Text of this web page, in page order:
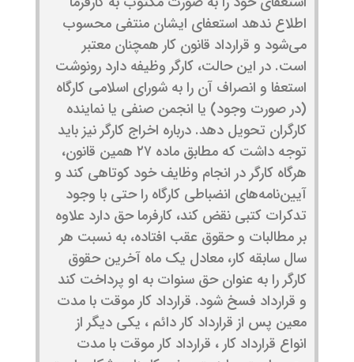
اطلاع ندهد استعفای ایشان منتفی محسوب
می‌شود و قرارداد قانون کار همچنان معتبر
است. در این حالت، کارگر وظیفه دارد رونوشت
استعفا و انصراف آن را به شورای اسلامی کارگاه
(در صورت وجود) یا انجمن صنفی یا نماینده
کارگران تحویل دهد. درباره اخراج کارگر نیز باید
توجه داشت که مطابق ماده ۲۷ همین قانون،
هرگاه کارگر در انجام وظایف خود کوتاهی کند و
آیین‌نامه‌های انضباطی کارگاه را حتی با وجود
تدکرات کتبی نقض کند، کارفرما حق دارد علاوه
بر مطالبات و حقوق عقب افتاده، به نسبت هر
سال سابقه کار، معادل یک ماه آخرین حقوق
کارگر را به عنوان حق سنوات به او پرداخت کند
و قرارداد فسخ شود. قرارداد کار موقت با مدت
معین پس از قرارداد کار دائم ، یکی دیگر از
انواع قرارداد کار ، قرارداد کار موقت با مدت